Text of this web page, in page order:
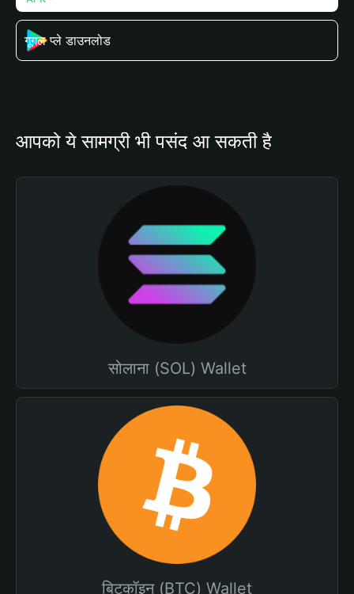
गूगल प्ले डाउनलोड
आपको ये सामग्री भी पसंद आ सकती है
सोलाना (SOL) Wallet
बिटकॉइन (BTC) Wallet